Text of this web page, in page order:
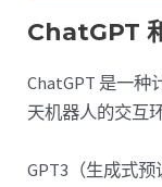
ChatGPT
ChatGPT 是一种
天机器人的交互
GPT3（生成式